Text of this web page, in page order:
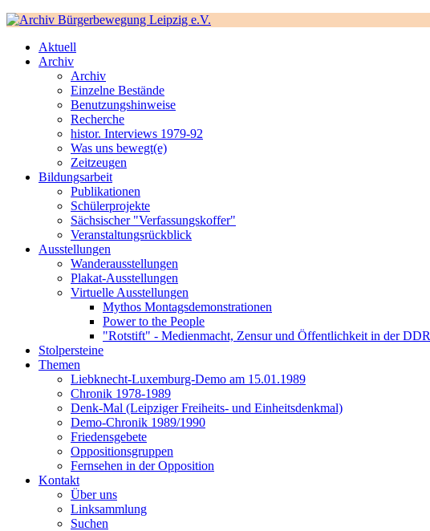
Aktuell
Archiv
Archiv
Einzelne Bestände
Benutzungshinweise
Recherche
histor. Interviews 1979-92
Was uns bewegt(e)
Zeitzeugen
Bildungsarbeit
Publikationen
Schülerprojekte
Sächsischer "Verfassungskoffer"
Veranstaltungsrückblick
Ausstellungen
Wanderausstellungen
Plakat-Ausstellungen
Virtuelle Ausstellungen
Mythos Montagsdemonstrationen
Power to the People
"Rotstift" - Medienmacht, Zensur und Öffentlichkeit in der DDR
Stolpersteine
Themen
Liebknecht-Luxemburg-Demo am 15.01.1989
Chronik 1978-1989
Denk-Mal (Leipziger Freiheits- und Einheitsdenkmal)
Demo-Chronik 1989/1990
Friedensgebete
Oppositionsgruppen
Fernsehen in der Opposition
Kontakt
Über uns
Linksammlung
Suchen